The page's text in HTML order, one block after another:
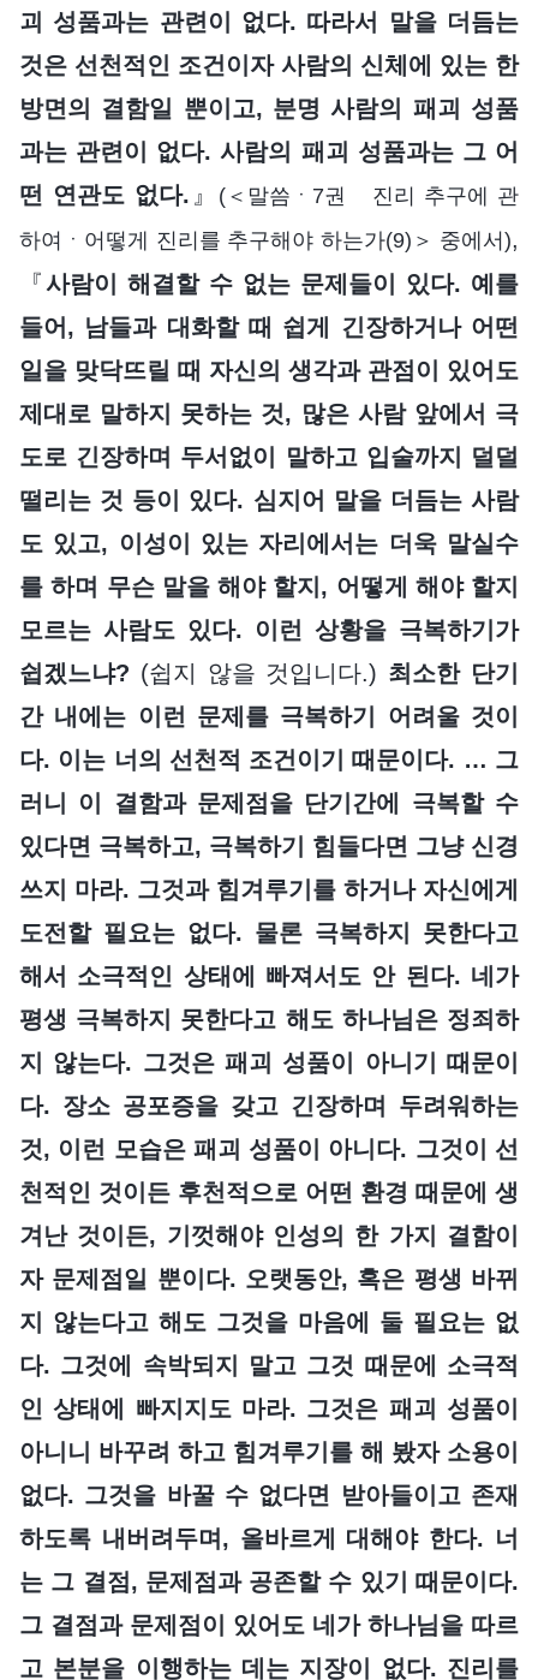
괴 성품과는 관련이 없다. 따라서 말을 더듬는
것은 선천적인 조건이자 사람의 신체에 있는 한
방면의 결함일 뿐이고, 분명 사람의 패괴 성품
과는 관련이 없다. 사람의 패괴 성품과는 그 어
떤 연관도 없다. 』 (＜말씀ㆍ7권 진리 추구에 관
하여ㆍ어떻게 진리를 추구해야 하는가(9)＞ 중에서),
『 사람이 해결할 수 없는 문제들이 있다. 예를
들어, 남들과 대화할 때 쉽게 긴장하거나 어떤
일을 맞닥뜨릴 때 자신의 생각과 관점이 있어도
제대로 말하지 못하는 것, 많은 사람 앞에서 극
도로 긴장하며 두서없이 말하고 입술까지 덜덜
떨리는 것 등이 있다. 심지어 말을 더듬는 사람
도 있고, 이성이 있는 자리에서는 더욱 말실수
를 하며 무슨 말을 해야 할지, 어떻게 해야 할지
모르는 사람도 있다. 이런 상황을 극복하기가
쉽겠느냐? (쉽지 않을 것입니다.) 최소한 단기
간 내에는 이런 문제를 극복하기 어려울 것이
다. 이는 너의 선천적 조건이기 때문이다. … 그
러니 이 결함과 문제점을 단기간에 극복할 수
있다면 극복하고, 극복하기 힘들다면 그냥 신경
쓰지 마라. 그것과 힘겨루기를 하거나 자신에게
도전할 필요는 없다. 물론 극복하지 못한다고
해서 소극적인 상태에 빠져서도 안 된다. 네가
평생 극복하지 못한다고 해도 하나님은 정죄하
지 않는다. 그것은 패괴 성품이 아니기 때문이
다. 장소 공포증을 갖고 긴장하며 두려워하는
것, 이런 모습은 패괴 성품이 아니다. 그것이 선
천적인 것이든 후천적으로 어떤 환경 때문에 생
겨난 것이든, 기껏해야 인성의 한 가지 결함이
자 문제점일 뿐이다. 오랫동안, 혹은 평생 바뀌
지 않는다고 해도 그것을 마음에 둘 필요는 없
다. 그것에 속박되지 말고 그것 때문에 소극적
인 상태에 빠지지도 마라. 그것은 패괴 성품이
아니니 바꾸려 하고 힘겨루기를 해 봤자 소용이
없다. 그것을 바꿀 수 없다면 받아들이고 존재
하도록 내버려두며, 올바르게 대해야 한다. 너
는 그 결점, 문제점과 공존할 수 있기 때문이다.
그 결점과 문제점이 있어도 네가 하나님을 따르
고 본분을 이행하는 데는 지장이 없다. 진리를